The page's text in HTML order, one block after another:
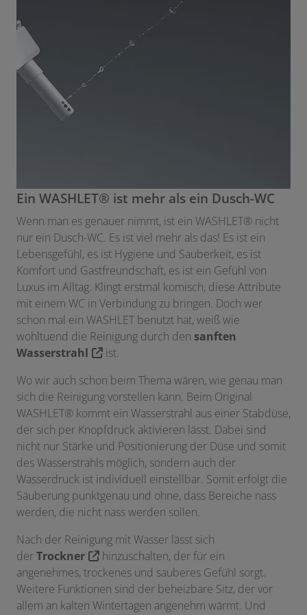
Ein WASHLET® ist mehr als ein Dusch-WC
Wenn man es genauer nimmt, ist ein WASHLET® nicht
nur ein Dusch-WC. Es ist viel mehr als das! Es ist ein
Lebensgefühl, es ist Hygiene und Sauberkeit, es ist
Komfort und Gastfreundschaft, es ist ein Gefühl von
Luxus im Alltag. Klingt erstmal komisch, diese Attribute
mit einem WC in Verbindung zu bringen. Doch wer
schon mal ein WASHLET benutzt hat, weiß wie
wohltuend die Reinigung durch den sanften
Wasserstrahl
ist.
Wo wir auch schon beim Thema wären, wie genau man
sich die Reinigung vorstellen kann. Beim Original
WASHLET® kommt ein Wasserstrahl aus einer Stabdüse,
der sich per Knopfdruck aktivieren lässt. Dabei sind
nicht nur Stärke und Positionierung der Düse und somit
des Wasserstrahls möglich, sondern auch der
Wasserdruck ist individuell einstellbar. Somit erfolgt die
Säuberung punktgenau und ohne, dass Bereiche nass
werden, die nicht nass werden sollen.
Nach der Reinigung mit Wasser lässt sich
derTrockner
hinzuschalten, der für ein
angenehmes, trockenes und sauberes Gefühl sorgt.
Weitere Funktionen sind der beheizbare Sitz, der vor
allem an kalten Wintertagen angenehm wärmt. Und